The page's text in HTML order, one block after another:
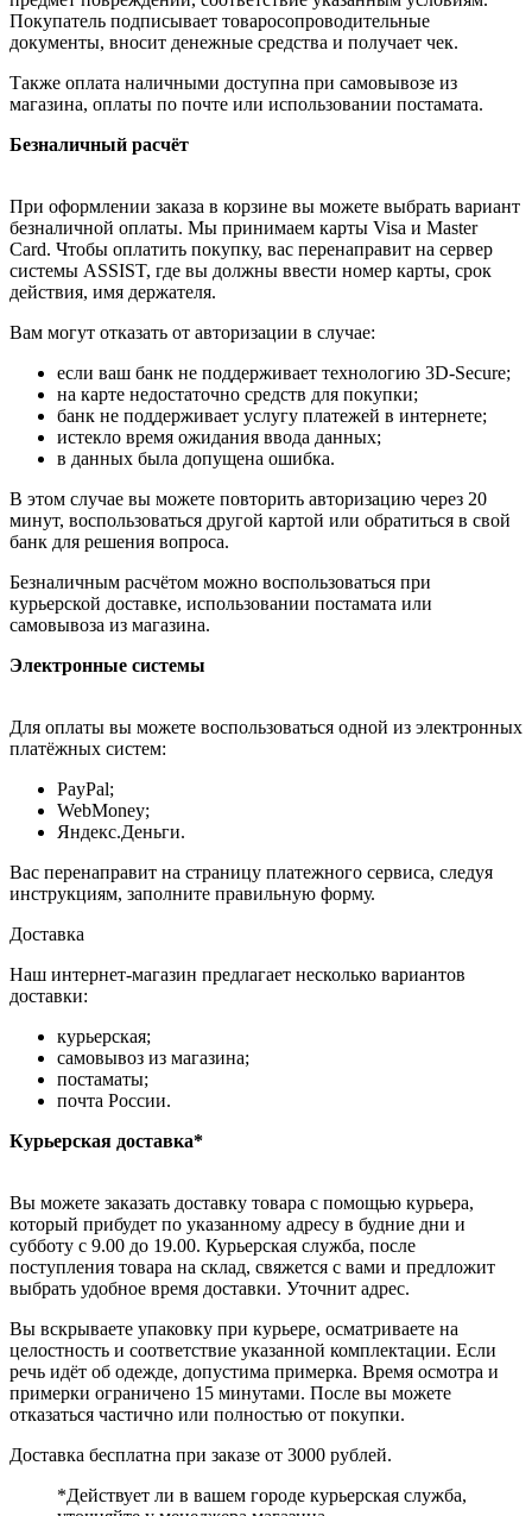
Покупатель подписывает товаросопроводительные
документы, вносит денежные средства и получает чек.
Также оплата наличными доступна при самовывозе из
магазина, оплаты по почте или использовании постамата.
Безналичный расчёт
При оформлении заказа в корзине вы можете выбрать вариант
безналичной оплаты. Мы принимаем карты Visa и Master
Card. Чтобы оплатить покупку, вас перенаправит на сервер
системы ASSIST, где вы должны ввести номер карты, срок
действия, имя держателя.
Вам могут отказать от авторизации в случае:
если ваш банк не поддерживает технологию 3D-Secure;
на карте недостаточно средств для покупки;
банк не поддерживает услугу платежей в интернете;
истекло время ожидания ввода данных;
в данных была допущена ошибка.
В этом случае вы можете повторить авторизацию через 20
минут, воспользоваться другой картой или обратиться в свой
банк для решения вопроса.
Безналичным расчётом можно воспользоваться при
курьерской доставке, использовании постамата или
самовывоза из магазина.
Электронные системы
Для оплаты вы можете воспользоваться одной из электронных
платёжных систем:
PayPal;
WebMoney;
Яндекс.Деньги.
Вас перенаправит на страницу платежного сервиса, следуя
инструкциям, заполните правильную форму.
Доставка
Наш интернет-магазин предлагает несколько вариантов
доставки:
курьерская;
самовывоз из магазина;
постаматы;
почта России.
Курьерская доставка*
Вы можете заказать доставку товара с помощью курьера,
который прибудет по указанному адресу в будние дни и
субботу с 9.00 до 19.00. Курьерская служба, после
поступления товара на склад, свяжется с вами и предложит
выбрать удобное время доставки. Уточнит адрес.
Вы вскрываете упаковку при курьере, осматриваете на
целостность и соответствие указанной комплектации. Если
речь идёт об одежде, допустима примерка. Время осмотра и
примерки ограничено 15 минутами. После вы можете
отказаться частично или полностью от покупки.
Доставка бесплатна при заказе от 3000 рублей.
*Действует ли в вашем городе курьерская служба,